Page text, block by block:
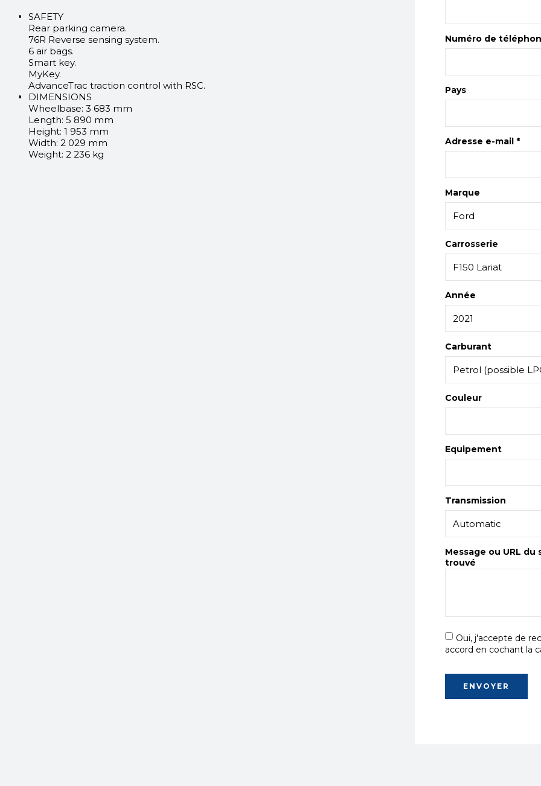
SAFETY
Rear parking camera.
76R Reverse sensing system.
6 air bags.
Smart key.
MyKey.
AdvanceTrac traction control with RSC.
DIMENSIONS
Wheelbase: 3 683 mm
Length: 5 890 mm
Height: 1 953 mm
Width: 2 029 mm
Weight: 2 236 kg
Numéro de
Pays
Adresse e-mail *
Marque
Carrosserie
Année
Carburant
Couleur
Equipement
Transmission
Message ou URL
trouvé
Oui, j'accepte de
accord en cochant la